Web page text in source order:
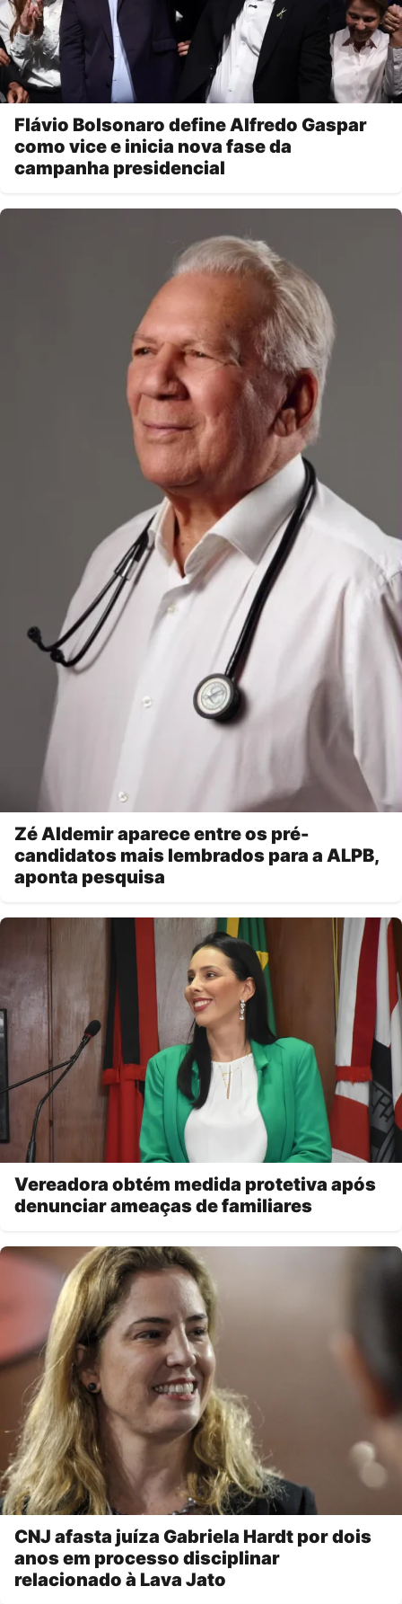
Flávio Bolsonaro define Alfredo Gaspar
como vice e inicia nova fase da
campanha presidencial
Zé Aldemir aparece entre os pré-
candidatos mais lembrados para a ALPB,
aponta pesquisa
Vereadora obtém medida protetiva após
denunciar ameaças de familiares
CNJ afasta juíza Gabriela Hardt por dois
anos em processo disciplinar
relacionado à Lava Jato